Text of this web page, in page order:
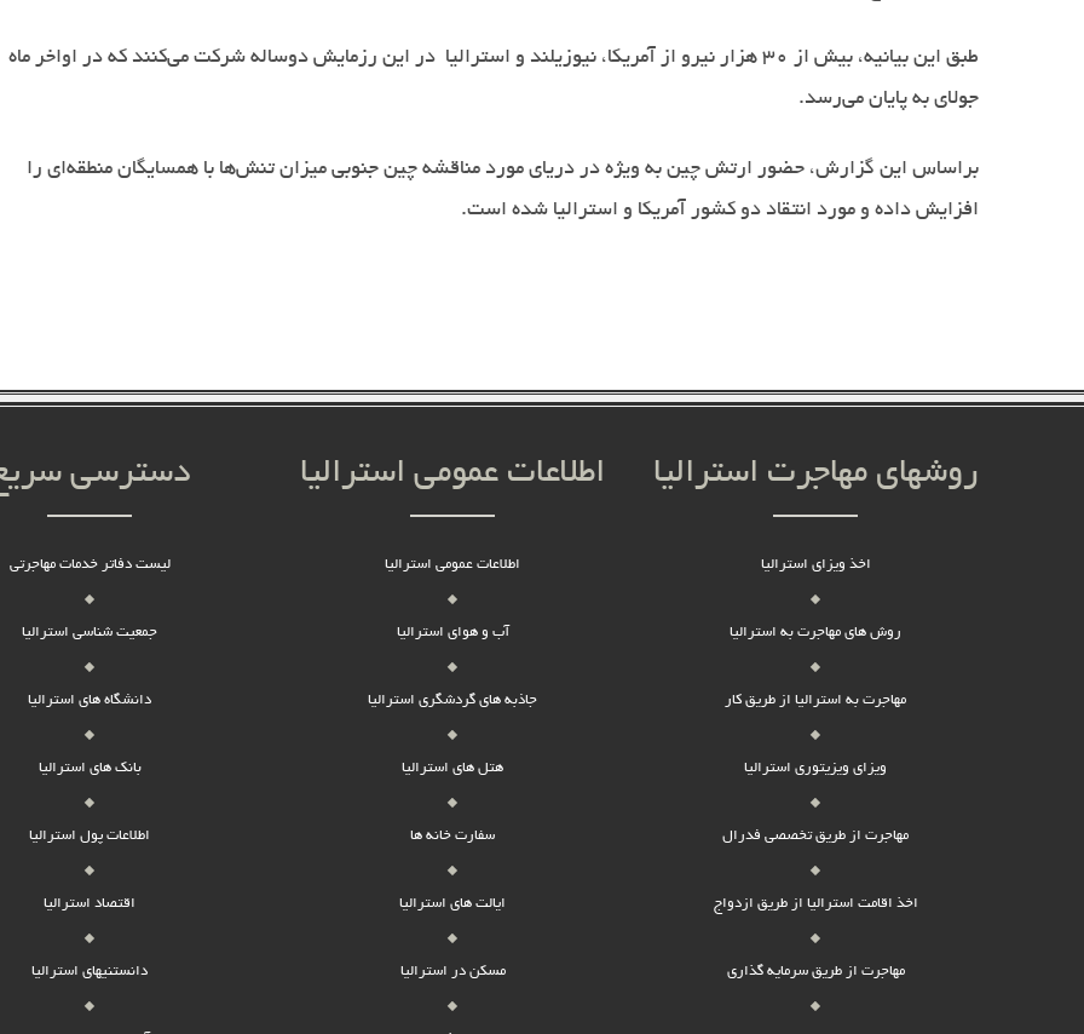
طبق این بیانیه، بیش از 30 هزار نیرو از آمریکا، نیوزیلند و استرالیا در این رزمایش دوساله شرکت می‌کنند که در اواخر ماه
جولای به پایان می‌رسد.
براساس این گزارش، حضور ارتش چین به ویژه در دریای مورد مناقشه چین جنوبی میزان تنش‌ها با همسایگان منطقه‌ای را
افزایش داده و مورد انتقاد دو کشور آمریکا و استرالیا شده است.
دسترسی
لیست دفاتر خدمات مهاجرتی
جمعیت شناسی استرالیا
دانشگاه های استرالیا
بانک های استرالیا
اطلاعات پول استرالیا
اقتصاد استرالیا
دانستنیهای استرالیا
اطلاعات عمومی استرالیا
اطلاعات عمومی استرالیا
آب و هوای استرالیا
جاذبه های گردشگری استرالیا
هتل های استرالیا
سفارت خانه ها
ایالت های استرالیا
مسکن در استرالیا
روشهای مهاجرت استرالیا
اخذ ویزای استرالیا
روش های مهاجرت به استرالیا
مهاجرت به استرالیا از طریق کار
ویزای ویزیتوری استرالیا
مهاجرت از طریق تخصصی فدرال
اخذ اقامت استرالیا از طریق ازدواج
مهاجرت از طریق سرمایه گذاری